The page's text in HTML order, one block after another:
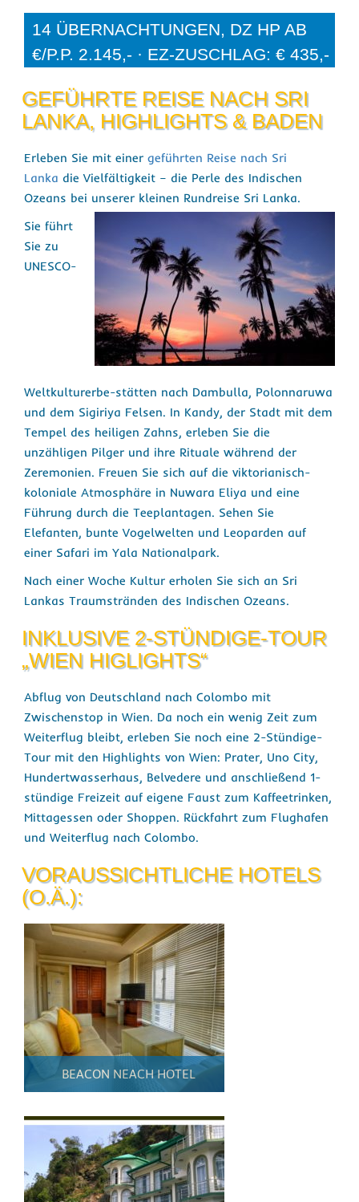
14 ÜBERNACHTUNGEN, DZ HP AB
€/P.P. 2.145,- · EZ-ZUSCHLAG: € 435,-
GEFÜHRTE REISE NACH SRI
LANKA, HIGHLIGHTS & BADEN
Erleben Sie mit einer geführten Reise nach Sri
Lanka die Vielfältigkeit – die Perle des Indischen
Ozeans bei unserer kleinen Rundreise Sri Lanka.
Sie führt
Sie zu
UNESCO-
Weltkulturerbe-stätten nach Dambulla, Polonnaruwa
und dem Sigiriya Felsen. In Kandy, der Stadt mit dem
Tempel des heiligen Zahns, erleben Sie die
unzähligen Pilger und ihre Rituale während der
Zeremonien. Freuen Sie sich auf die viktorianisch-
koloniale Atmosphäre in Nuwara Eliya und eine
Führung durch die Teeplantagen. Sehen Sie
Elefanten, bunte Vogelwelten und Leoparden auf
einer Safari im Yala Nationalpark.
Nach einer Woche Kultur erholen Sie sich an Sri
Lankas Traumstränden des Indischen Ozeans.
INKLUSIVE 2-STÜNDIGE-TOUR
„WIEN HIGLIGHTS“
Abflug von Deutschland nach Colombo mit
Zwischenstop in Wien. Da noch ein wenig Zeit zum
Weiterflug bleibt, erleben Sie noch eine 2-Stündige-
Tour mit den Highlights von Wien: Prater, Uno City,
Hundertwasserhaus, Belvedere und anschließend 1-
stündige Freizeit auf eigene Faust zum Kaffeetrinken,
Mittagessen oder Shoppen. Rückfahrt zum Flughafen
und Weiterflug nach Colombo.
VORAUSSICHTLICHE HOTELS
(O.Ä.):
BEACON NEACH HOTEL